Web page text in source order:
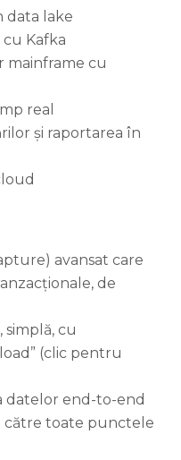
data lake
Kafka
mainframe cu
real
și raportarea în
avansat care
de
simplă, cu
(clic pentru
datelor end-to-end
către toate punctele